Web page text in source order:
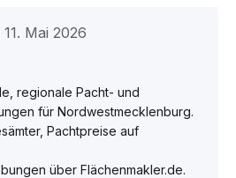
11. Mai 2026
regionale Pacht- und
für Nordwestmecklenburg.
Pachtpreise auf
über Flächenmakler.de.